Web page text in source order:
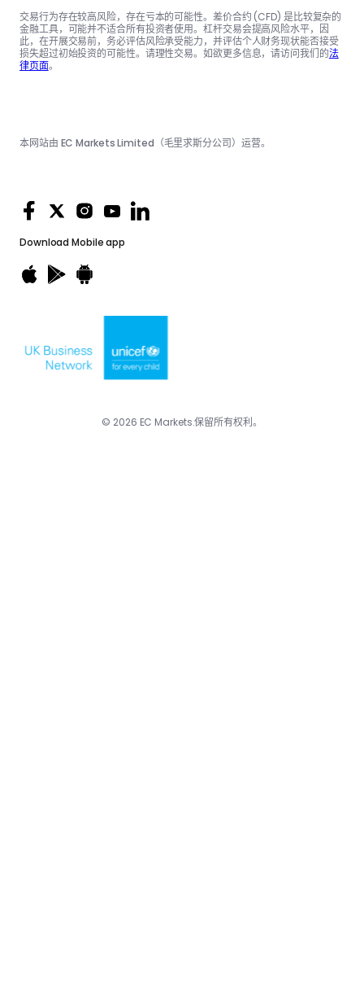
交易行为存在较高风险，存在亏本的可能性。差价合约 (CFD) 是比较复杂的
金融工具，可能并不适合所有投资者使用。杠杆交易会提高风险水平，因
此，在开展交易前，务必评估风险承受能力，并评估个人财务现状能否接受
损失超过初始投资的可能性。请理性交易。如欲更多信息，请访问我们的法
律页面。
Download Mobile app
本网站由 EC Markets Limited（毛里求斯分公司）运营。
© 2026 EC Markets.保留所有权利。